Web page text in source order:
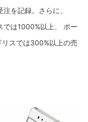
を記録。さらに、
では1000%以上、 ポー
スでは300%以上の売